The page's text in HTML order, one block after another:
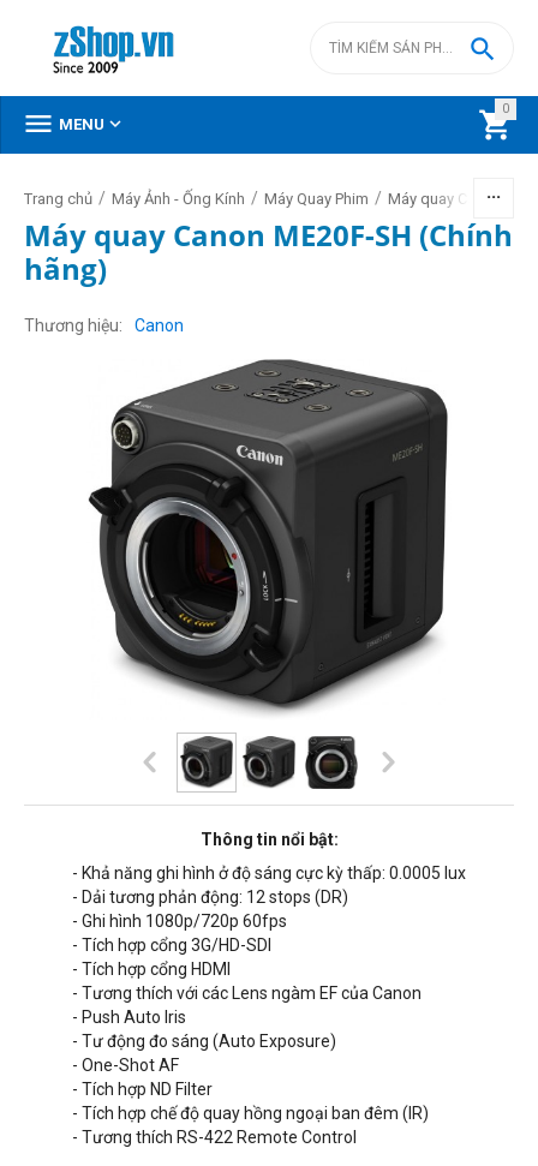
0


 MENU 
Trang chủ / Máy Ảnh - Ống Kính / Máy Quay Phim / Máy quay Canon
Máy quay Canon ME20F-SH (Chính
hãng)
Thương hiệu Canon
Thông tin nổi bật:
- Khả năng ghi hình ở độ sáng cực kỳ thấp: 0.0005 lux
- Dải tương phản động: 12 stops (DR)
- Ghi hình 1080p/720p 60fps
- Tích hợp cổng 3G/HD-SDI
- Tích hợp cổng HDMI
- Tương thích với các Lens ngàm EF của Canon
- Push Auto Iris
- Tư động đo sáng (Auto Exposure)
- One-Shot AF
- Tích hợp ND Filter
- Tích hợp chế độ quay hồng ngoại ban đêm (IR)
- Tương thích RS-422 Remote Control